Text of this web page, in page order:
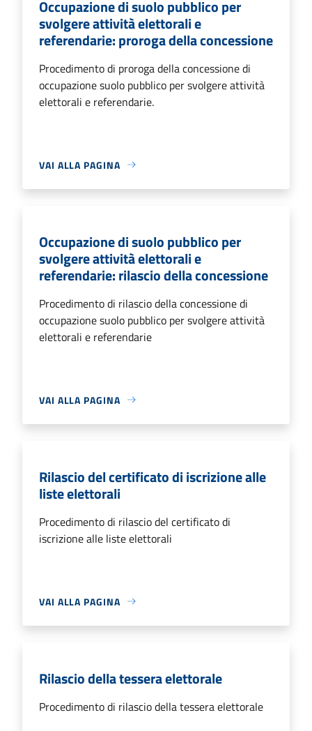
Occupazione di suolo pubblico per
svolgere attività elettorali e
referendarie: proroga della concessione
Procedimento di proroga della concessione di
occupazione suolo pubblico per svolgere attività
elettorali e referendarie.
VAI ALLA PAGINA
Occupazione di suolo pubblico per
svolgere attività elettorali e
referendarie: rilascio della concessione
Procedimento di rilascio della concessione di
occupazione suolo pubblico per svolgere attività
elettorali e referendarie
VAI ALLA PAGINA
Rilascio del certificato di iscrizione alle
liste elettorali
Procedimento di rilascio del certificato di
iscrizione alle liste elettorali
VAI ALLA PAGINA
Rilascio della tessera elettorale
Procedimento di rilascio della tessera elettorale